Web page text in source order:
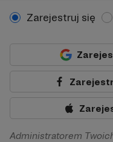
Zarejestruj się
Administratorem